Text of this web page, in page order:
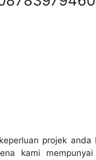
projek anda
kami